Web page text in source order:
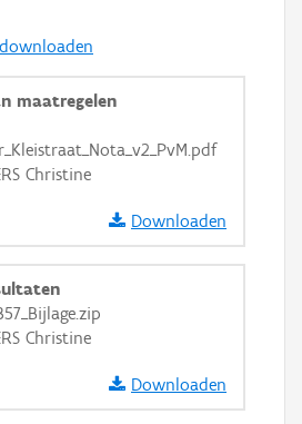
maatregelen
Christine
Downloaden
Christine
Downloaden